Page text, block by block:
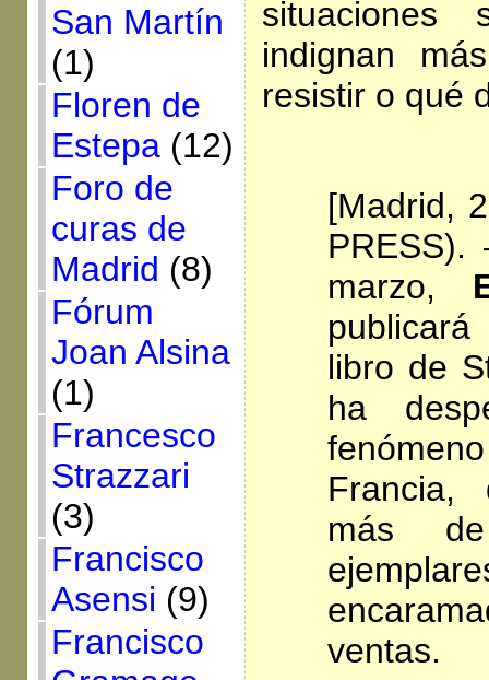
San Martín
(1)
Floren de
Estepa(12)
Foro de
curas de
Madrid (8)
Fórum
Joan Alsina
(1)
Francesco
Strazzari
(3)
Francisco
Asensi (9)
Francisco
indignan
resistir o qué
[Madrid,
marzo,
libro de
ha
Francia,
más
ventas.